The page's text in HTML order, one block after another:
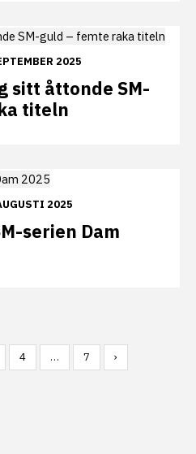
2025
sitt åttonde SM-
titeln
2025
serien Dam
4 … 7 ›